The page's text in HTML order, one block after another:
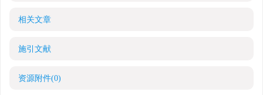
相关文章
施引文献
资源附件(0)